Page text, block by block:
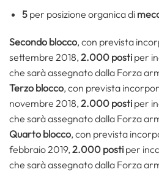
5per posizione organica di
Secondo blocco, con prevista
settembre 2018,2.000 posti per
che sarà assegnato dalla Forza
Terzo blocco, con prevista
novembre 2018,2.000 posti per
che sarà assegnato dalla Forza
Quarto blocco, con prevista
febbraio 2019,2.000 posti per
che sarà assegnato dalla Forza